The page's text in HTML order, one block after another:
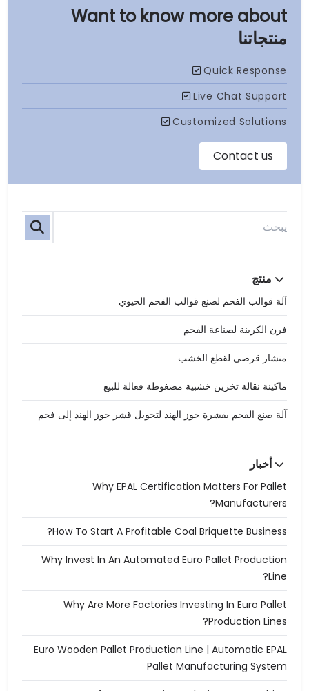
منتجاتنا
منتج
آلة قوالب الفحم لصنع قوالب الفحم الحيوي
فرن الكربنة لصناعة الفحم
منشار قرصي لقطع الخشب
ماكينة نقالة تخزين خشبية مضغوطة فعالة للبيع
آلة صنع الفحم بقشرة جوز الهند لتحويل قشر جوز الهند إلى فحم
أخبار
Why EPAL Certification Matters For Pallet
Manufacturers?
How To Start A Profitable Coal Briquette Business?
Why Invest In An Automated Euro Pallet Production
Line?
Why Are More Factories Investing In Euro Pallet
Production Lines?
Euro Wooden Pallet Production Line | Automatic EPAL
Pallet Manufacturing System